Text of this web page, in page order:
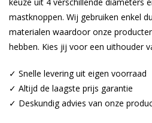
mastknoppen. Wij gebruiken enkel
materialen waardoor onze
hebben. Kies jij voor een uithouder
✓ Snelle levering uit eigen voorraad
✓ Altijd de laagste prijs garantie
✓ Deskundig advies van onze